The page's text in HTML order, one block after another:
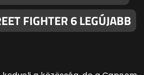
FIGHTER 6 LEGÚJABB